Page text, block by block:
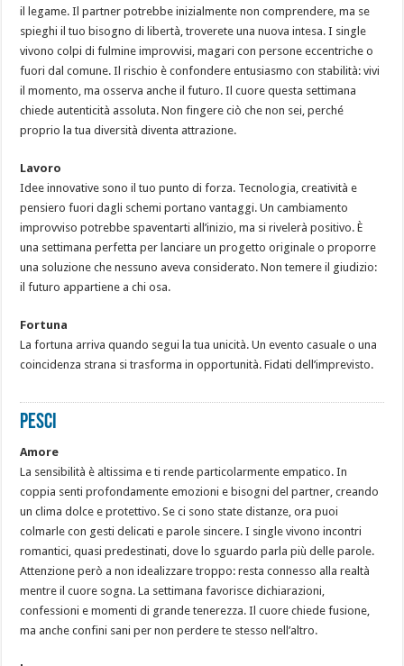
il legame. Il partner potrebbe inizialmente non comprendere, ma se
spieghi il tuo bisogno di libertà, troverete una nuova intesa. I single
vivono colpi di fulmine improvvisi, magari con persone eccentriche o
fuori dal comune. Il rischio è confondere entusiasmo con stabilità: vivi
il momento, ma osserva anche il futuro. Il cuore questa settimana
chiede autenticità assoluta. Non fingere ciò che non sei, perché
proprio la tua diversità diventa attrazione.
Lavoro
Idee innovative sono il tuo punto di forza. Tecnologia, creatività e
pensiero fuori dagli schemi portano vantaggi. Un cambiamento
improvviso potrebbe spaventarti all’inizio, ma si rivelerà positivo. È
una settimana perfetta per lanciare un progetto originale o proporre
una soluzione che nessuno aveva considerato. Non temere il giudizio:
il futuro appartiene a chi osa.
Fortuna
La fortuna arriva quando segui la tua unicità. Un evento casuale o una
coincidenza strana si trasforma in opportunità. Fidati dell’imprevisto.
PESCI
Amore
La sensibilità è altissima e ti rende particolarmente empatico. In
coppia senti profondamente emozioni e bisogni del partner, creando
un clima dolce e protettivo. Se ci sono state distanze, ora puoi
colmarle con gesti delicati e parole sincere. I single vivono incontri
romantici, quasi predestinati, dove lo sguardo parla più delle parole.
Attenzione però a non idealizzare troppo: resta connesso alla realtà
mentre il cuore sogna. La settimana favorisce dichiarazioni,
confessioni e momenti di grande tenerezza. Il cuore chiede fusione,
ma anche confini sani per non perdere te stesso nell’altro.